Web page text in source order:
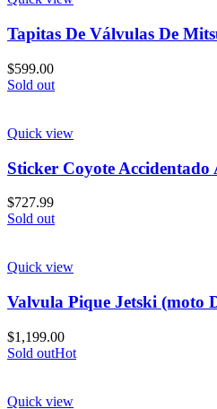
Tapitas De Válvulas De
$599.00
Sold out
Quick view
Sticker Coyote
$727.99
Sold out
Quick view
Valvula Pique Jetski (moto
$1,199.00
Sold outHot
Quick view